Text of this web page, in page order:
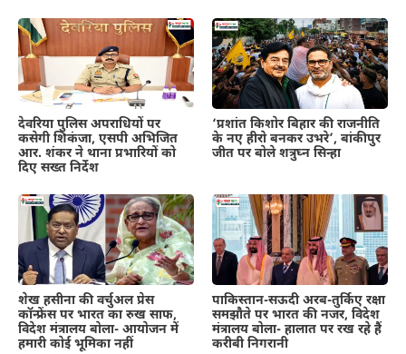
देवरिया पुलिस अपराधियों पर
कसेगी शिकंजा, एसपी अभिजित
आर. शंकर ने थाना प्रभारियों को
दिए सख्त निर्देश
‘प्रशांत किशोर बिहार की राजनीति
के नए हीरो बनकर उभरे’, बांकीपुर
जीत पर बोले शत्रुघ्न सिन्हा
शेख हसीना की वर्चुअल प्रेस
कॉन्फ्रेंस पर भारत का रुख साफ,
विदेश मंत्रालय बोला- आयोजन में
हमारी कोई भूमिका नहीं
पाकिस्तान-सऊदी अरब-तुर्किए रक्षा
समझौते पर भारत की नजर, विदेश
मंत्रालय बोला- हालात पर रख रहे हैं
करीबी निगरानी